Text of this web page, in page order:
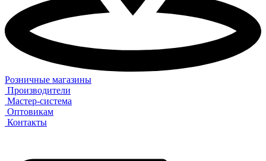
Розничные магазины
Производители
Мастер-система
Оптовикам
Контакты